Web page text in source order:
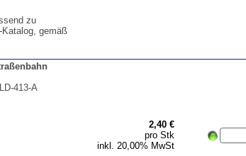
zu
gemäß
413-A
2,40 €
pro Stk
inkl. 20,00% MwSt